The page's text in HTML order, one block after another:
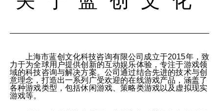
上海市蓝创文化科技咨询有限公司成立于2015年，致
力于为全球用户提供创新的互动娱乐体验，专注于游戏领
域的科技咨询与解决方案。公司通过结合先进的技术与创
意理念，打造出一系列广受欢迎的在线游戏产品，涵盖了
各种游戏类型，包括休闲游戏、策略类游戏以及虚拟现实
游戏等。